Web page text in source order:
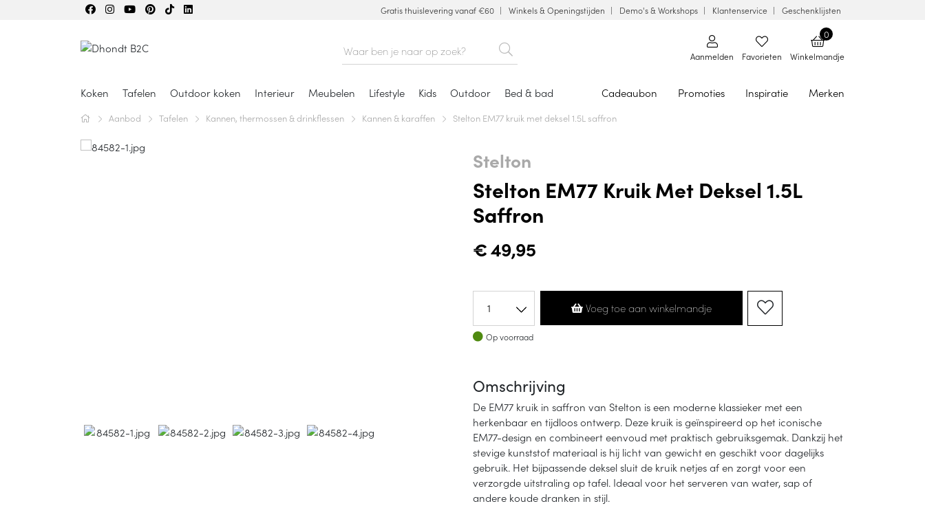
Gratis thuislevering vanaf €60 Winkels & Openingstijden Demo's & Workshops Klantenservice Geschenklijsten
Aanmelden Favorieten
0
Winkelmandje
Koken Tafelen Outdoor koken Interieur Meubelen Lifestyle Kids Outdoor Bed & bad Cadeaubon Promoties Inspiratie Merken
Aanbod Tafelen Kannen, thermossen & drinkflessen Kannen & karaffen Stelton EM77 kruik met deksel 1.5L saffron
Stelton
Stelton EM77 Kruik Met Deksel 1.5L
Saffron
€49,95
Voeg toe aan winkelmandje
Op voorraad
Op voorraad
Omschrijving
De EM77 kruik in saffron van Stelton is een moderne klassieker met een
herkenbaar en tijdloos ontwerp. Deze kruik is geïnspireerd op het iconische
EM77-design en combineert eenvoud met praktisch gebruiksgemak. Dankzij het
stevige kunststof materiaal is hij licht van gewicht en geschikt voor dagelijks
gebruik. Het bijpassende deksel sluit de kruik netjes af en zorgt voor een
verzorgde uitstraling op tafel. Ideaal voor het serveren van water, sap of
andere koude dranken in stijl.